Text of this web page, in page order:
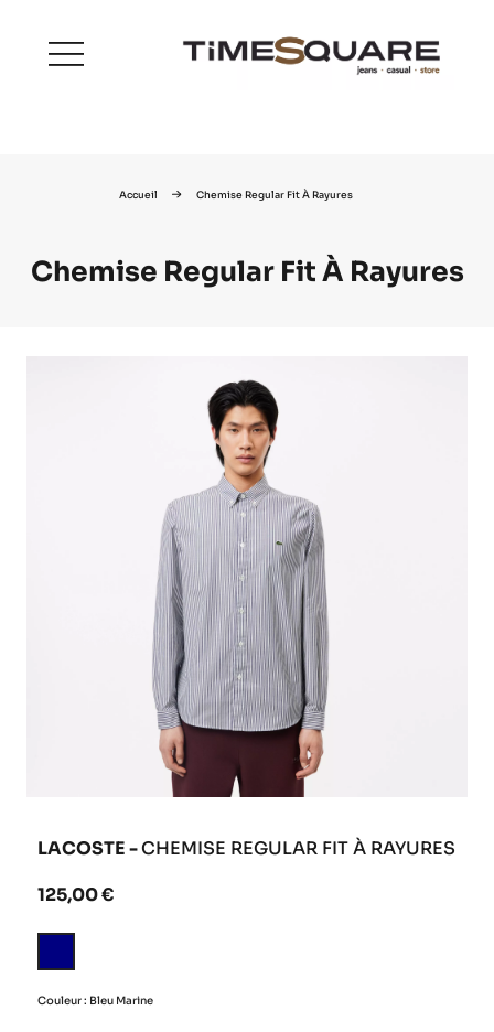
menu
Accueil Chemise Regular Fit À Rayures
Chemise Regular Fit À Rayures
LACOSTE -CHEMISE REGULAR FIT À RAYURES
125,00 €
Marine
Couleur : Bleu Marine